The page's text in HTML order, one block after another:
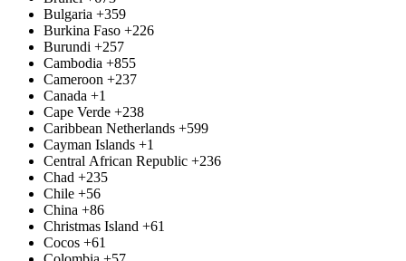
Bulgaria +359
Burkina Faso +226
Burundi +257
Cambodia +855
Cameroon +237
Canada +1
Cape Verde +238
Caribbean Netherlands +599
Cayman Islands +1
Central African Republic +236
Chad +235
Chile +56
China +86
Christmas Island +61
Cocos +61